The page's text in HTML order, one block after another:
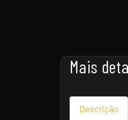
Mais
Descrição